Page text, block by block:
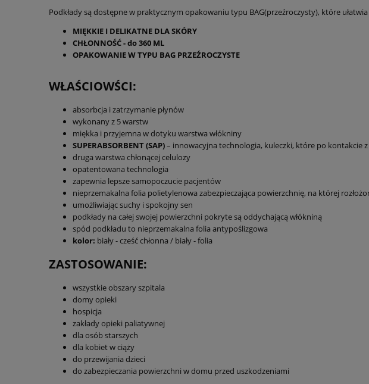
Podkłady są dostępne w praktycznym opakowaniu typu BAG(przeźroczysty), które
MIĘKKIE I DELIKATNE DLA SKÓRY
CHŁONNOŚĆ - do 360 ML
OPAKOWANIE W TYPU BAG PRZEŹROCZYSTE
WŁAŚCIOWŚCI:
absorbcja i zatrzymanie płynów
wykonany z 5 warstw
miękka i przyjemna w dotyku warstwa włókniny
SUPERABSORBENT (SAP)– innowacyjna technologia, kuleczki, które po kontakcie
druga warstwa chłonącej celulozy
opatentowana technologia
zapewnia lepsze samopoczucie pacjentów
nieprzemakalna folia polietylenowa zabezpieczająca powierzchnię, na której
umożliwiając suchy i spokojny sen
podkłady na całej swojej powierzchni pokryte są oddychającą włókniną
spód podkładu to nieprzemakalna folia antypoślizgowa
kolor: biały - cześć chłonna / biały - folia
ZASTOSOWANIE:
wszystkie obszary szpitala
domy opieki
hospicja
zakłady opieki paliatywnej
dla osób starszych
dla kobiet w ciąży
do przewijania dzieci
do zabezpieczania powierzchni w domu przed uszkodzeniami